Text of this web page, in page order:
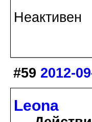
Неактивен
#59 2012-
Leona